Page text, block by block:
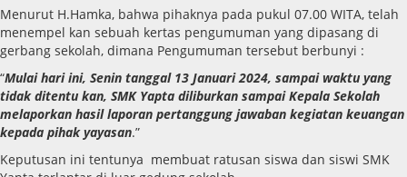
Menurut H.Hamka, bahwa pihaknya pada pukul 07.00 WITA, telah
menempel kan sebuah kertas pengumuman yang dipasang di
gerbang sekolah, dimana Pengumuman tersebut berbunyi :
“Mulai hari ini, Senin tanggal 13 Januari 2024, sampai waktu yang
tidak ditentu kan, SMK Yapta diliburkan sampai Kepala Sekolah
melaporkan hasil laporan pertanggung jawaban kegiatan keuangan
kepada pihak yayasan.”
Keputusan ini tentunya membuat ratusan siswa dan siswi SMK